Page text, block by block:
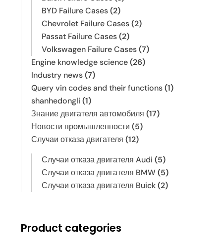
BYD Failure Cases(2)
Chevrolet Failure Cases(2)
Passat Failure Cases(2)
Volkswagen Failure Cases(7)
Engine knowledge science(26)
Industry news(7)
Query vin codes and their functions(1)
shanhedongli (1)
Знание двигателя автомобиля (17)
Новости промышленности (5)
Случаи отказа двигателя (12)
Случаи отказа двигателя Audi (5)
Случаи отказа двигателя BMW(5)
Случаи отказа двигателя Buick(2)
Product categories